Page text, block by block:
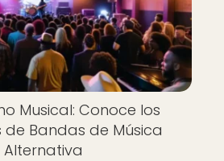
Musical: Conoce los
de Bandas de Música
Alternativa